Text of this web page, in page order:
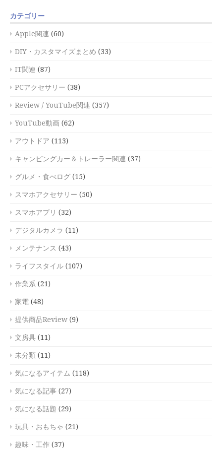
カテゴリー
Apple関連 (60)
DIY・カスタマイズまとめ (33)
IT関連 (87)
PCアクセサリー (38)
Review / YouTube関連 (357)
YouTube動画 (62)
アウトドア (113)
キャンピングカー＆トレーラー関連 (37)
グルメ・食べログ (15)
スマホアクセサリー (50)
スマホアプリ (32)
デジタルカメラ (11)
メンテナンス (43)
ライフスタイル (107)
作業系 (21)
家電 (48)
提供商品Review (9)
文房具 (11)
未分類 (11)
気になるアイテム (118)
気になる記事 (27)
気になる話題 (29)
玩具・おもちゃ (21)
趣味・工作 (37)